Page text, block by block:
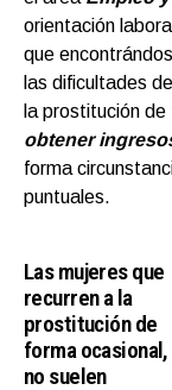
orientación
que
las dificultades
la prostitución
obtener
forma
puntuales.
Las mujeres que
recurren a la
prostitución de
forma ocasional,
no suelen